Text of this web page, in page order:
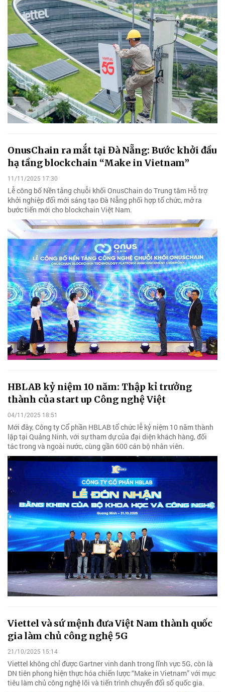
OnusChain ra mắt tại Đà Nẵng: Bước khởi đầu
hạ tầng blockchain “Make in Vietnam”
11/11/2025 17:30
Lễ công bố Nền tảng chuỗi khối OnusChain do Trung tâm Hỗ trợ
khởi nghiệp đổi mới sáng tạo Đà Nẵng phối hợp tổ chức, mở ra
bước tiến mới cho blockchain Việt Nam.
HBLAB kỷ niệm 10 năm: Thập kỉ trưởng
thành của start up Công nghệ Việt
04/11/2025 18:51
Mới đây, Công ty Cổ phần HBLAB tổ chức lễ kỷ niệm 10 năm thành
lập tại Quảng Ninh, với sự tham dự của đại diện khách hàng, đối
tác trong và ngoài nước, cùng gần 600 cán bộ nhân viên.
Viettel và sứ mệnh đưa Việt Nam thành quốc
gia làm chủ công nghệ 5G
21/10/2025 15:14
Viettel không chỉ được Gartner vinh danh trong lĩnh vực 5G, còn là
DN tiên phong hiện thực hóa chiến lược “Make in Vietnam” với mục
tiêu làm chủ công nghệ lõi và tiến trình chuyển đổi số quốc gia.